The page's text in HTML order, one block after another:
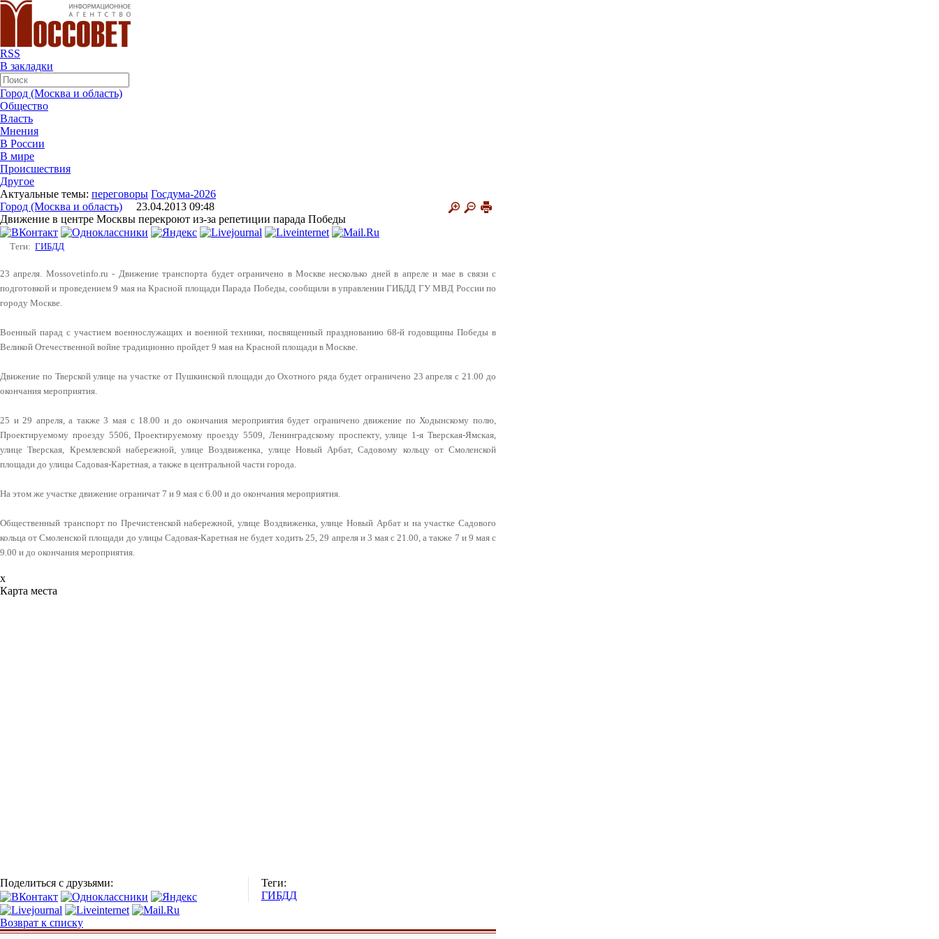
RSS
В закладки
Город (Москва и область)
Общество
Власть
Мнения
В России
В мире
Происшествия
Другое
Актуальные темы: переговоры Госдума-2026
Город (Москва и область) 23.04.2013 09:48
Движение в центре Москвы перекроют из-за репетиции парада Победы
Теги: ГИБДД
23 апреля. Mossovetinfo.ru - Движение транспорта будет ограничено в Москве несколько дней в апреле и мае в связи с
подготовкой и проведением 9 мая на Красной площади Парада Победы, сообщили в управлении ГИБДД ГУ МВД России по
городу Москве.
Военный парад с участием военнослужащих и военной техники, посвященный празднованию 68-й годовщины Победы в
Великой Отечественной войне традиционно пройдет 9 мая на Красной площади в Москве.
Движение по Тверской улице на участке от Пушкинской площади до Охотного ряда будет ограничено 23 апреля с 21.00 до
окончания мероприятия.
25 и 29 апреля, а также 3 мая с 18.00 и до окончания мероприятия будет ограничено движение по Ходынскому полю,
Проектируемому проезду 5506, Проектируемому проезду 5509, Ленинградскому проспекту, улице 1-я Тверская-Ямская,
улице Тверская, Кремлевской набережной, улице Воздвиженка, улице Новый Арбат, Садовому кольцу от Смоленской
площади до улицы Садовая-Каретная, а также в центральной части города.
На этом же участке движение ограничат 7 и 9 мая с 6.00 и до окончания мероприятия.
Общественный транспорт по Пречистенской набережной, улице Воздвиженка, улице Новый Арбат и на участке Садового
кольца от Смоленской площади до улицы Садовая-Каретная не будет ходить 25, 29 апреля и 3 мая с 21.00, а также 7 и 9 мая с
9.00 и до окончания мероприятия.
x
Карта места
Поделиться с друзьями:
Теги:
ГИБДД
Возврат к списку